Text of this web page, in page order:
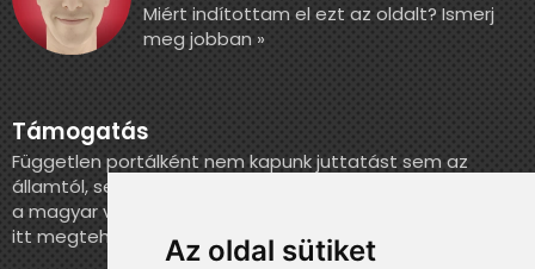
Az oldal sütiket
Miért indítottam el ezt az oldalt? Ismerj
meg jobban »
Támogatás
Független portálként nem kapunk juttatást sem az
államtól, sem más szervezettől. Ha szeretnél segíteni
a magyar válogatott történelmének feldolgozásában,
itt megteheted.